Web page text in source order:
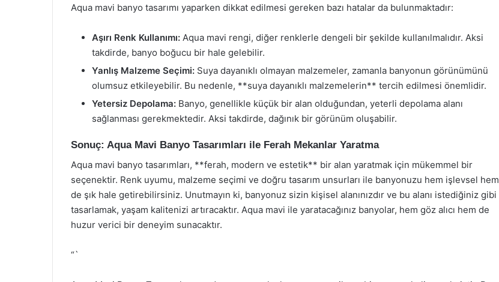
Aqua mavi banyo tasarımı yaparken dikkat edilmesi gereken bazı hatalar da bulunmaktadır:
Aşırı Renk Kullanımı: Aqua mavi rengi, diğer renklerle dengeli bir şekilde kullanılmalıdır. Aksi
takdirde, banyo boğucu bir hale gelebilir.
Yanlış Malzeme Seçimi: Suya dayanıklı olmayan malzemeler, zamanla banyonun görünümünü
olumsuz etkileyebilir. Bu nedenle, **suya dayanıklı malzemelerin** tercih edilmesi önemlidir.
Yetersiz Depolama: Banyo, genellikle küçük bir alan olduğundan, yeterli depolama alanı
sağlanması gerekmektedir. Aksi takdirde, dağınık bir görünüm oluşabilir.
Sonuç: Aqua Mavi Banyo Tasarımları ile Ferah Mekanlar Yaratma
Aqua mavi banyo tasarımları, **ferah, modern ve estetik** bir alan yaratmak için mükemmel bir
seçenektir. Renk uyumu, malzeme seçimi ve doğru tasarım unsurları ile banyonuzu hem işlevsel hem
de şık hale getirebilirsiniz. Unutmayın ki, banyonuz sizin kişisel alanınızdır ve bu alanı istediğiniz gibi
tasarlamak, yaşam kalitenizi artıracaktır. Aqua mavi ile yaratacağınız banyolar, hem göz alıcı hem de
huzur verici bir deneyim sunacaktır.
“`